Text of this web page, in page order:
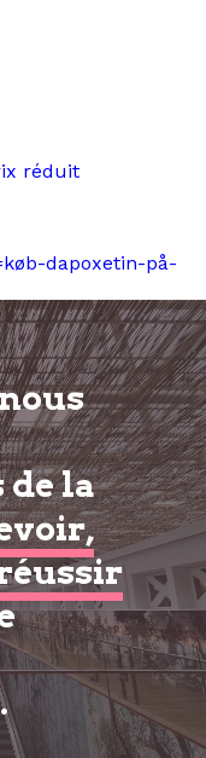
réduit
dapoxetin-på-
de la